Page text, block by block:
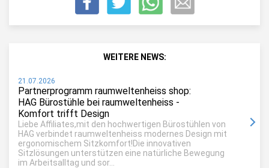
WEITERE NEWS:
21.07.2026
Partnerprogramm raumweltenheiss shop:
HAG Bürostühle bei raumweltenheiss -
Komfort trifft Design
Liebe Affiliates,mit den hochwertigen Bürostühlen von
HAG verbindet raumweltenheiss modernes Design mit
ergonomischem Sitzkomfort!Die innovativen
Sitzlösungen unterstützen eine natürliche Bewegung
im Arbeitsalltag und sor...